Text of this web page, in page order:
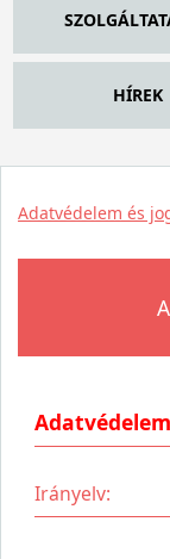
HÍREK
Adatvédelem és
Irányelv: